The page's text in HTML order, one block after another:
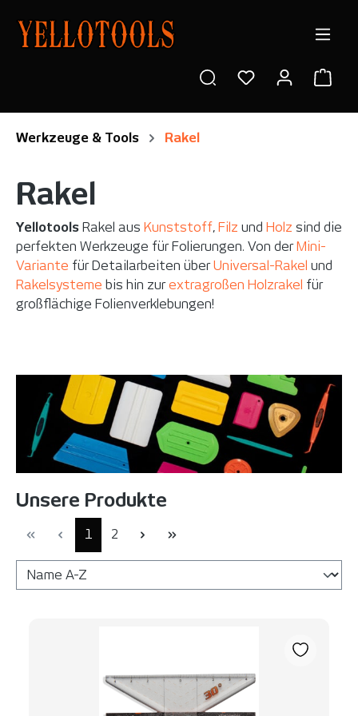
springen
Werkzeuge & Tools Rakel
Rakel
Yellotools Rakel aus Kunststoff, Filz und Holz sind die
perfekten Werkzeuge für Folierungen. Von derMini-
Variante für Detailarbeiten überUniversal-Rakel und
Rakelsysteme bis hin zurextragroßen Holzrakel für
großflächige Folienverklebungen!
Unsere Produkte
Seite
1 Seite
2